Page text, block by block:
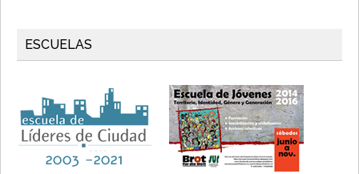
ESCUELAS